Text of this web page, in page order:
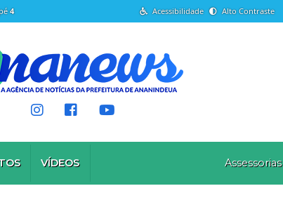
4 Acessibilidade Alto Contraste
VÍDEOS Assessorias